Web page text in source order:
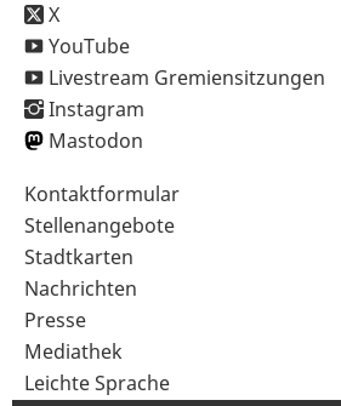
X
YouTube
Livestream Gremiensitzungen
Instagram
Mastodon
Sekundärnavigation
im
Fußbereich
Kontaktformular
Stellenangebote
Stadtkarten
Nachrichten
Presse
Mediathek
Leichte Sprache